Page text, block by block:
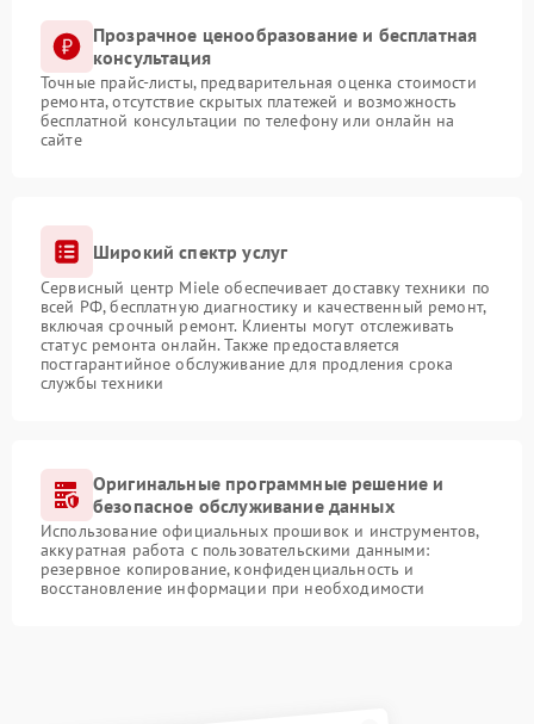
Прозрачное ценообразование и бесплатная
консультация
Точные прайс-листы, предварительная оценка стоимости
ремонта, отсутствие скрытых платежей и возможность
бесплатной консультации по телефону или онлайн на
сайте
Широкий спектр услуг
Сервисный центр Miele обеспечивает доставку техники по
всей РФ, бесплатную диагностику и качественный ремонт,
включая срочный ремонт. Клиенты могут отслеживать
статус ремонта онлайн. Также предоставляется
постгарантийное обслуживание для продления срока
службы техники
Оригинальные программные решение и
безопасное обслуживание данных
Использование официальных прошивок и инструментов,
аккуратная работа с пользовательскими данными:
резервное копирование, конфиденциальность и
восстановление информации при необходимости